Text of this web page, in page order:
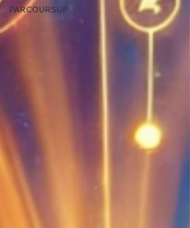
PARCOURSUP